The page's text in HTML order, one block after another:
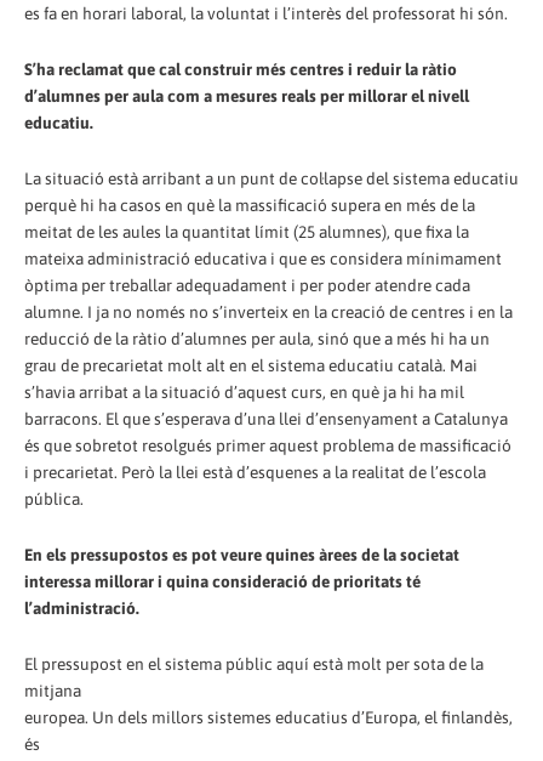
es fa en horari laboral, la voluntat i l’interès del professorat hi són.
S’ha reclamat que cal construir més centres i reduir la ràtio
d’alumnes per aula com a mesures reals per millorar el nivell
educatiu.
La situació està arribant a un punt de col·lapse del sistema educatiu
perquè hi ha casos en què la massificació supera en més de la
meitat de les aules la quantitat límit (25 alumnes), que fixa la
mateixa administració educativa i que es considera mínimament
òptima per treballar adequadament i per poder atendre cada
alumne. I ja no només no s’inverteix en la creació de centres i en la
reducció de la ràtio d’alumnes per aula, sinó que a més hi ha un
grau de precarietat molt alt en el sistema educatiu català. Mai
s’havia arribat a la situació d’aquest curs, en què ja hi ha mil
barracons. El que s’esperava d’una llei d’ensenyament a Catalunya
és que sobretot resolgués primer aquest problema de massificació
i precarietat. Però la llei està d’esquenes a la realitat de l’escola
pública.
En els pressupostos es pot veure quines àrees de la societat
interessa millorar i quina consideració de prioritats té
l’administració.
El pressupost en el sistema públic aquí està molt per sota de la
mitjana
europea. Un dels millors sistemes educatius d’Europa, el finlandès,
és